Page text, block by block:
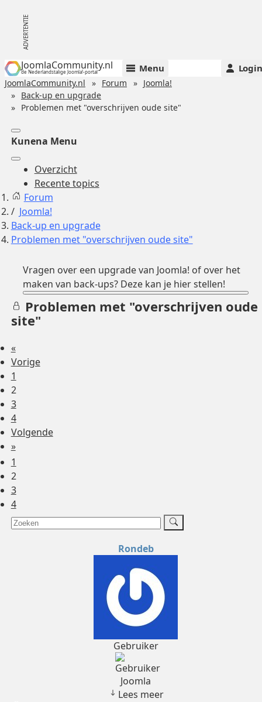
JoomlaCommunity.nl
de Nederlandstalige Joomla!-portal Menu Login
JoomlaCommunity.nl Forum
Joomla!
Back-up en upgrade
Problemen met "overschrijven oude site"
Kunena Menu
Overzicht
Recente topics
Forum
Joomla!
Back-up en upgrade
Problemen met "overschrijven oude site"
Vragen over een upgrade van Joomla! of over het
maken van back-ups? Deze kan je hier stellen!
Problemen met "overschrijven oude
site"
«
Vorige
1
2
3
4
Volgende
»
1
2
3
4
Rondeb
Gebruiker
Joomla
Lees meer